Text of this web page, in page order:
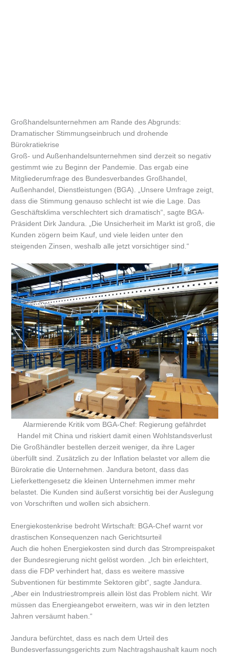
Großhandelsunternehmen am Rande des Abgrunds:
Dramatischer Stimmungseinbruch und drohende
Bürokratiekrise
Groß- und Außenhandelsunternehmen sind derzeit so negativ
gestimmt wie zu Beginn der Pandemie. Das ergab eine
Mitgliederumfrage des Bundesverbandes Großhandel,
Außenhandel, Dienstleistungen (BGA). „Unsere Umfrage zeigt,
dass die Stimmung genauso schlecht ist wie die Lage. Das
Geschäftsklima verschlechtert sich dramatisch“, sagte BGA-
Präsident Dirk Jandura. „Die Unsicherheit im Markt ist groß, die
Kunden zögern beim Kauf, und viele leiden unter den
steigenden Zinsen, weshalb alle jetzt vorsichtiger sind.“
Alarmierende Kritik vom BGA-Chef: Regierung gefährdet
Handel mit China und riskiert damit einen Wohlstandsverlust
Die Großhändler bestellen derzeit weniger, da ihre Lager
überfüllt sind. Zusätzlich zu der Inflation belastet vor allem die
Bürokratie die Unternehmen. Jandura betont, dass das
Lieferkettengesetz die kleinen Unternehmen immer mehr
belastet. Die Kunden sind äußerst vorsichtig bei der Auslegung
von Vorschriften und wollen sich absichern.
Energiekostenkrise bedroht Wirtschaft: BGA-Chef warnt vor
drastischen Konsequenzen nach Gerichtsurteil
Auch die hohen Energiekosten sind durch das Strompreispaket
der Bundesregierung nicht gelöst worden. „Ich bin erleichtert,
dass die FDP verhindert hat, dass es weitere massive
Subventionen für bestimmte Sektoren gibt“, sagte Jandura.
„Aber ein Industriestrompreis allein löst das Problem nicht. Wir
müssen das Energieangebot erweitern, was wir in den letzten
Jahren versäumt haben.“
Jandura befürchtet, dass es nach dem Urteil des
Bundesverfassungsgerichts zum Nachtragshaushalt kaum noch